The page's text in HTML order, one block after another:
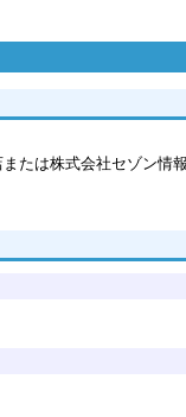
たは株式会社セゾン情